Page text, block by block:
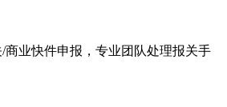
商业快件申报，专业团队处理报关手